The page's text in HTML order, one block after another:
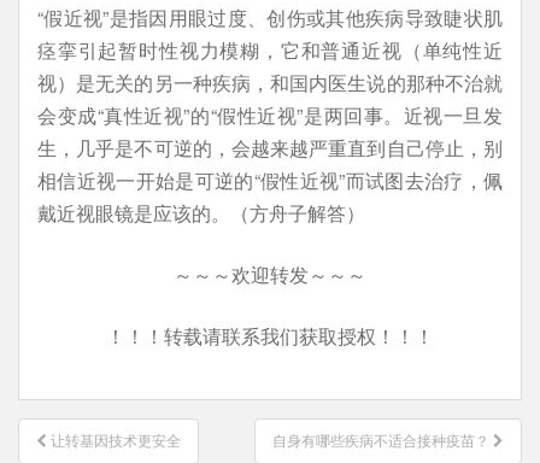
“假近视”是指因用眼过度、创伤或其他疾病导致睫状肌
痉挛引起暂时性视力模糊，它和普通近视（单纯性近
视）是无关的另一种疾病，和国内医生说的那种不治就
会变成“真性近视”的“假性近视”是两回事。近视一旦发
生，几乎是不可逆的，会越来越严重直到自己停止，别
相信近视一开始是可逆的“假性近视”而试图去治疗，佩
戴近视眼镜是应该的。（方舟子解答）
～～～欢迎转发～～～
！！！转载请联系我们获取授权！！！
文 让转基因技术更安全 自身有哪些疾病不适合接种疫苗？